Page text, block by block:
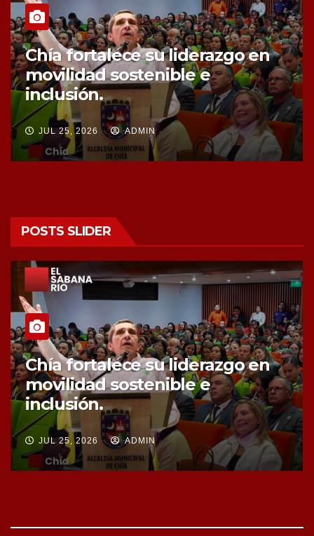
Chía fortalece la protección de
sus fuentes hídricas con la
compra de tres nuevos predios
JUL 25, 2026 ADMIN
POSTS SLIDER
Chía fortalece la protección de
sus fuentes hídricas con la
compra de tres nuevos predios
JUL 25, 2026 ADMIN